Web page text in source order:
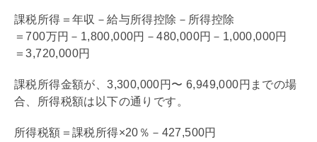
課税所得＝年収－給与所得控除－所得控除
＝700万円－1,800,000円－480,000円－1,000,000円
＝3,720,000円
課税所得金額が、3,300,000円〜 6,949,000円までの場
合、所得税額は以下の通りです。
所得税額＝課税所得×20％－427,500円